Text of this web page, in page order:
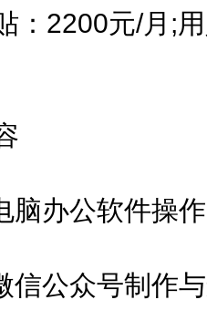
2200元/月;用
办公软件操作
公众号制作与